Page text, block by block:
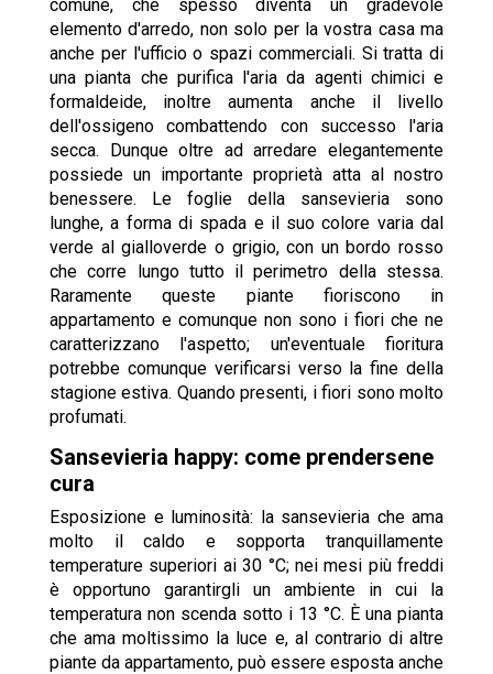
comune, che spesso diventa un gradevole
elemento d'arredo, non solo per la vostra casa ma
anche per l'ufficio o spazi commerciali. Si tratta di
una pianta che purifica l'aria da agenti chimici e
formaldeide, inoltre aumenta anche il livello
dell'ossigeno combattendo con successo l'aria
secca. Dunque oltre ad arredare elegantemente
possiede un importante proprietà atta al nostro
benessere. Le foglie della sansevieria sono
lunghe, a forma di spada e il suo colore varia dal
verde al gialloverde o grigio, con un bordo rosso
che corre lungo tutto il perimetro della stessa.
Raramente queste piante fioriscono in
appartamento e comunque non sono i fiori che ne
caratterizzano l'aspetto; un'eventuale fioritura
potrebbe comunque verificarsi verso la fine della
stagione estiva. Quando presenti, i fiori sono molto
profumati.
Sansevieria happy: come prendersene
cura
Esposizione e luminosità: la sansevieria che ama
molto il caldo e sopporta tranquillamente
temperature superiori ai 30 °C; nei mesi più freddi
è opportuno garantirgli un ambiente in cui la
temperatura non scenda sotto i 13 °C. È una pianta
che ama moltissimo la luce e, al contrario di altre
piante da appartamento, può essere esposta anche